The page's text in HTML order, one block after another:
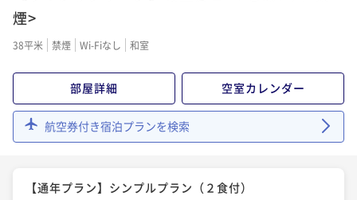
煙>
38平米 禁煙 Wi-Fiなし 和室
部屋詳細 空室カレンダー
航空券付き宿泊プランを検索
【通年プラン】シンプルプラン（２食付）